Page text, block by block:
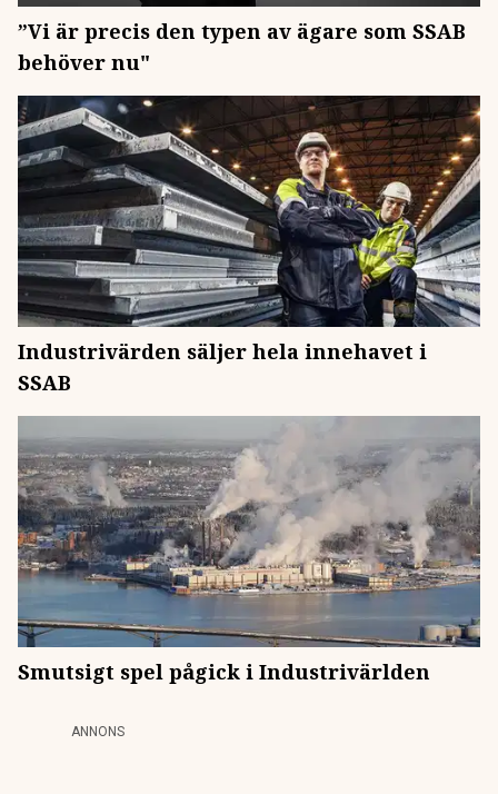
”Vi är precis den typen av ägare som SSAB
behöver nu"
Industrivärden säljer hela innehavet i
SSAB
Smutsigt spel pågick i Industrivärlden
ANNONS